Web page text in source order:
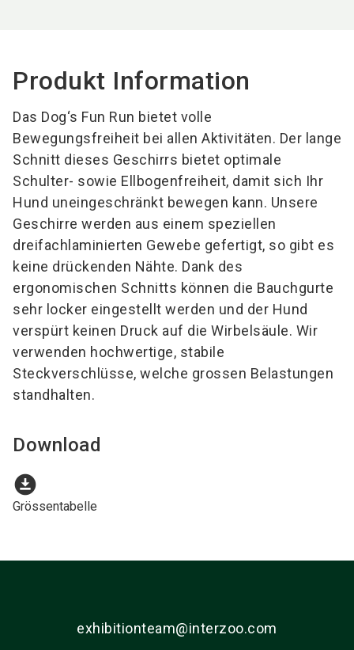
Produkt Information
Das Dog‘s Fun Run bietet volle
Bewegungsfreiheit bei allen Aktivitäten. Der lange
Schnitt dieses Geschirrs bietet optimale
Schulter- sowie Ellbogenfreiheit, damit sich Ihr
Hund uneingeschränkt bewegen kann. Unsere
Geschirre werden aus einem speziellen
dreifachlaminierten Gewebe gefertigt, so gibt es
keine drückenden Nähte. Dank des
ergonomischen Schnitts können die Bauchgurte
sehr locker eingestellt werden und der Hund
verspürt keinen Druck auf die Wirbelsäule. Wir
verwenden hochwertige, stabile
Steckverschlüsse, welche grossen Belastungen
standhalten.
Download
download_for_offline
Grössentabelle
exhibitionteam@interzoo.com